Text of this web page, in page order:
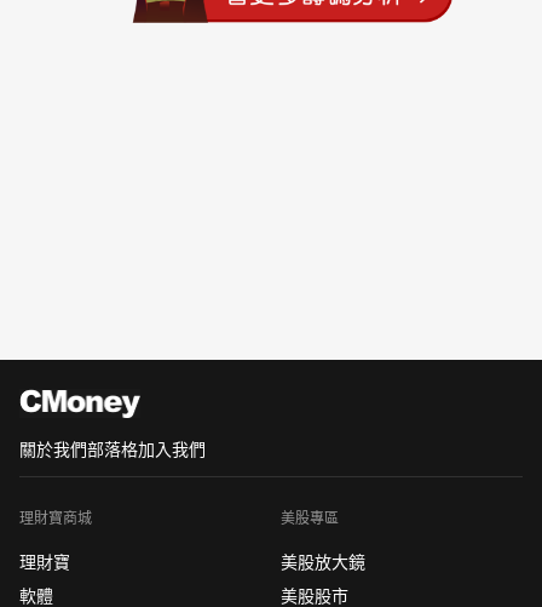
關於我們部落格加入我們
理財寶商城
理財寶
軟體
美股專區
美股放大鏡
美股股市